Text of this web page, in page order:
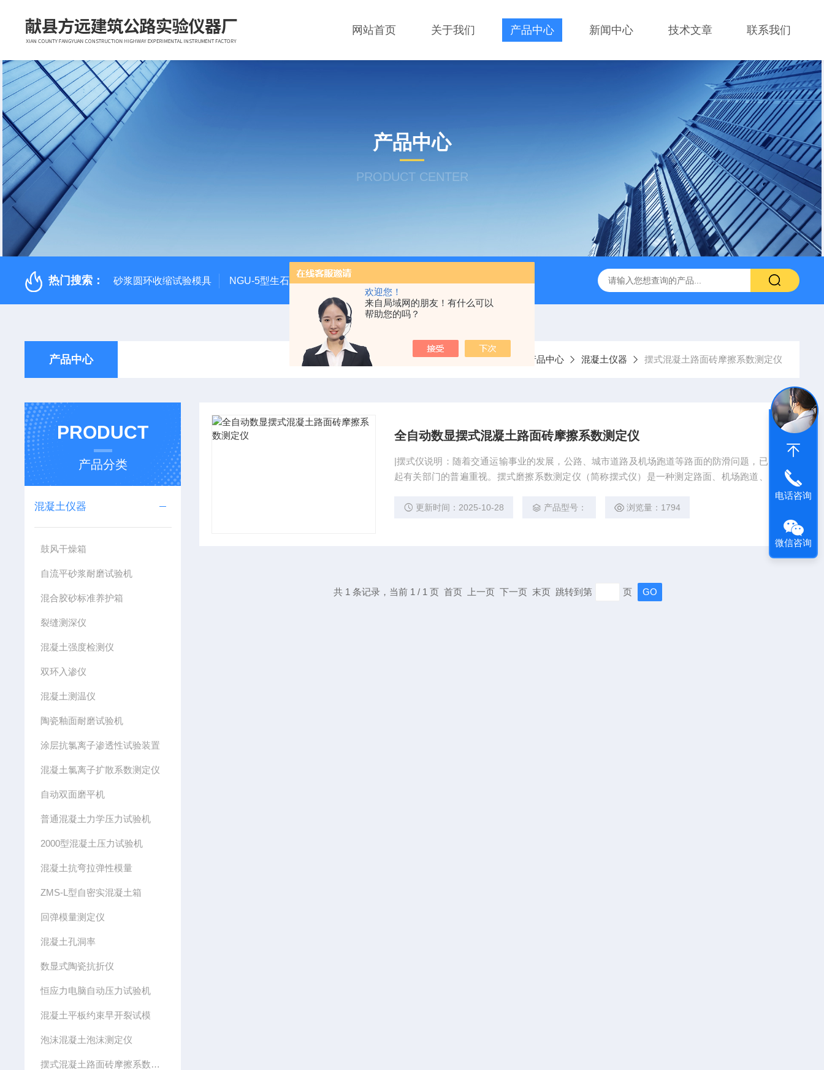
欢迎您！
来自局域网的朋友！有什么可以
帮助您的吗？
网站首页 关于我们 产品中心 新闻中心 技术文章 联系我们
产品中心
PRODUCT CENTER
热门搜索： 砂浆圆环收缩试验模具 NGU-5型生石灰消化器（保温带盖消化器） *GB/T 50080-2016标准普通混凝土泌水率试验容量筒试验方法 生石灰浆渣测定仪
产品中心 当前位置：首页 产品中心 混凝土仪器 摆式混凝土路面砖摩擦系数测定仪
PRODUCT
产品分类
混凝土仪器
鼓风干燥箱
自流平砂浆耐磨试验机
混合胶砂标准养护箱
裂缝测深仪
混凝土强度检测仪
双环入渗仪
混凝土测温仪
陶瓷釉面耐磨试验机
涂层抗氯离子渗透性试验装置
混凝土氯离子扩散系数测定仪
自动双面磨平机
普通混凝土力学压力试验机
2000型混凝土压力试验机
混凝土抗弯拉弹性模量
ZMS-L型自密实混凝土箱
回弹模量测定仪
混凝土孔洞率
数显式陶瓷抗折仪
恒应力电脑自动压力试验机
混凝土平板约束早开裂试模
泡沫混凝土泡沫测定仪
摆式混凝土路面砖摩擦系数测定仪
全自动数显摆式混凝土路面砖摩擦系数测定仪
|摆式仪说明：随着交通运输事业的发展，公路、城市道路及机场跑道等路面的防滑问题，已引
起有关部门的普遍重视。摆式磨擦系数测定仪（简称摆式仪）是一种测定路面、机场跑道、标
线漆等磨擦系数的仪器。也可能过典型路面磨擦系数的测定，全自动数显摆式混凝土路面砖摩
擦系数测定仪
更新时间：2025-10-28 产品型号： 浏览量：1794
共 1 条记录，当前 1 / 1 页 首页 上一页 下一页 末页 跳转到第 页
电话咨询
微信咨询